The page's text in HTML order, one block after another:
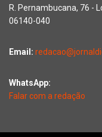
R. Pernambucana, 76 -
06140-040
Email:
WhatsApp:
Falar com a redação